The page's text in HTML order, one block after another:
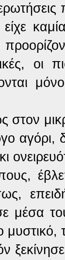
είχε
οι
στον
αγόρι,
μέσα